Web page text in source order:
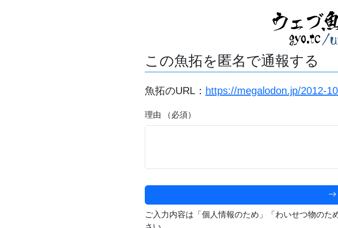
この魚拓を匿名で通報する
魚拓のURL： https://megalodon.jp/2012-
理由 （必須）
ご入力内容は「個人情報のため」「わいせつ物の